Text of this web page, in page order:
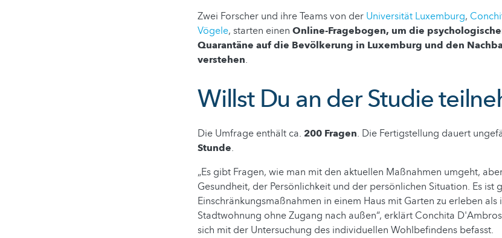
Zwei Forscher und ihre Teams von der Universität Luxemburg,
Vögele, starten einen Online-Fragebogen, um die
Quarantäne auf die Bevölkerung in Luxemburg und den
verstehen.
Willst Du an der Studie
Die Umfrage enthält ca. 200 Fragen. Die Fertigstellung dauert
Stunde.
„Es gibt Fragen, wie man mit den aktuellen Maßnahmen umgeht,
Gesundheit, der Persönlichkeit und der persönlichen Situation. Es ist
Einschränkungsmaßnahmen in einem Haus mit Garten zu erleben als
Stadtwohnung ohne Zugang nach außen“, erklärt Conchita
sich mit der Untersuchung des individuellen Wohlbefindens befasst.